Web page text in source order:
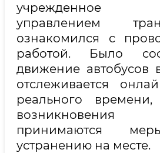
учрежденное
управлением
ознакомился с
работой. Было
движение автобусов
отслеживается
реального
принимаются
устранению на месте.